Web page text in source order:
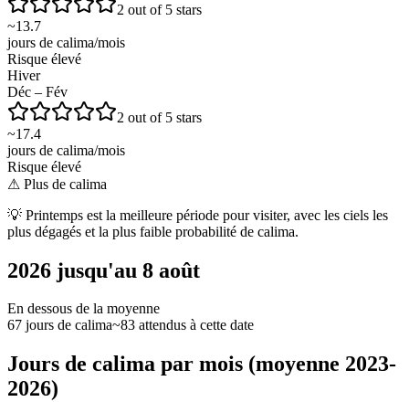
2 out of 5 stars
~13.7
jours de calima/mois
Risque élevé
Hiver
Déc – Fév
2 out of 5 stars
~17.4
jours de calima/mois
Risque élevé
⚠ Plus de calima
💡 Printemps est la meilleure période pour visiter, avec les ciels les
plus dégagés et la plus faible probabilité de calima.
2026 jusqu'au 8 août
En dessous de la moyenne
67 jours de calima~83 attendus à cette date
Jours de calima par mois (moyenne 2023-
2026)